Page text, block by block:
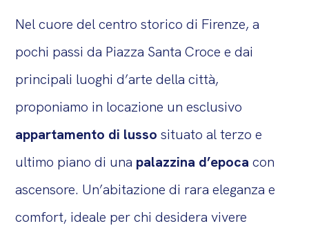
Nel cuore del centro storico di Firenze, a
pochi passi da Piazza Santa Croce e dai
principali luoghi d’arte della città,
proponiamo in locazione un esclusivo
appartamento di lusso situato al terzo e
ultimo piano di una palazzina d’epoca con
ascensore. Un’abitazione di rara eleganza e
comfort, ideale per chi desidera vivere